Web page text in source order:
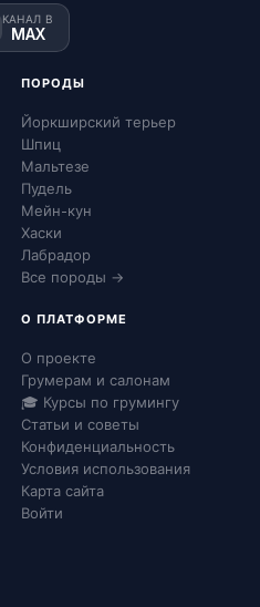
КАНАЛ В
MAX
ПОРОДЫ
Йоркширский терьер
Шпиц
Мальтезе
Пудель
Мейн-кун
Хаски
Лабрадор
Все породы →
О ПЛАТФОРМЕ
О проекте
Грумерам и салонам
🎓 Курсы по грумингу
Статьи и советы
Конфиденциальность
Условия использования
Карта сайта
Войти